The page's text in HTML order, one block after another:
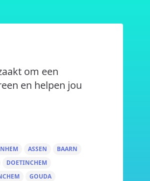
om een
en helpen jou
ASSEN
BAARN
DOETINCHEM
GOUDA